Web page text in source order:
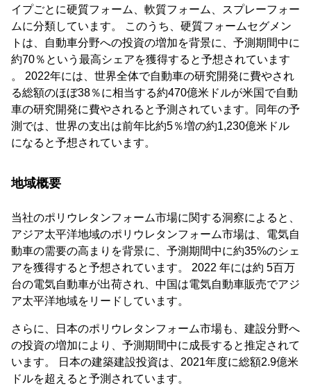
イプごとに硬質フォーム、軟質フォーム、スプレーフォー
ムに分類しています。 このうち、硬質フォームセグメン
トは、自動車分野への投資の増加を背景に、予測期間中に
約70％という最高シェアを獲得すると予想されています
。 2022年には、世界全体で自動車の研究開発に費やされ
る総額のほぼ38％に相当する約470億米ドルが米国で自動
車の研究開発に費やされると予測されています。同年の予
測では、世界の支出は前年比約5％増の約1,230億米ドル
になると予想されています。
地域概要
当社のポリウレタンフォーム市場に関する洞察によると、
アジア太平洋地域のポリウレタンフォーム市場は、電気自
動車の需要の高まりを背景に、予測期間中に約35%のシェ
アを獲得すると予想されています。 2022 年には約 5百万
台の電気自動車が出荷され、中国は電気自動車販売でアジ
ア太平洋地域をリードしています。
さらに、日本のポリウレタンフォーム市場も、建設分野へ
の投資の増加により、予測期間中に成長すると推定されて
います。 日本の建築建設投資は、2021年度に総額2.9億米
ドルを超えると予測されています。